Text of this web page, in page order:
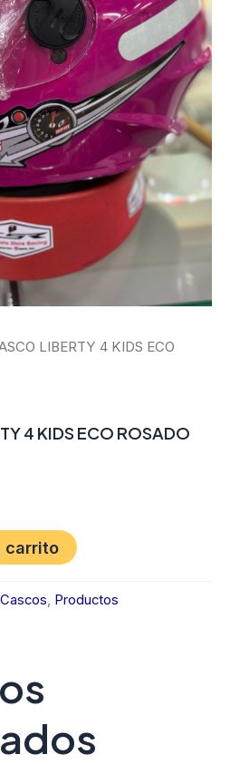
LIBERTY 4 KIDS ECO
4 KIDS ECO ROSADO
carrito
Cascos, Productos